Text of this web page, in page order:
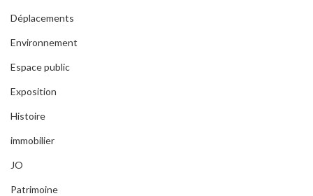
Déplacements
Environnement
Espace public
Exposition
Histoire
immobilier
JO
Patrimoine